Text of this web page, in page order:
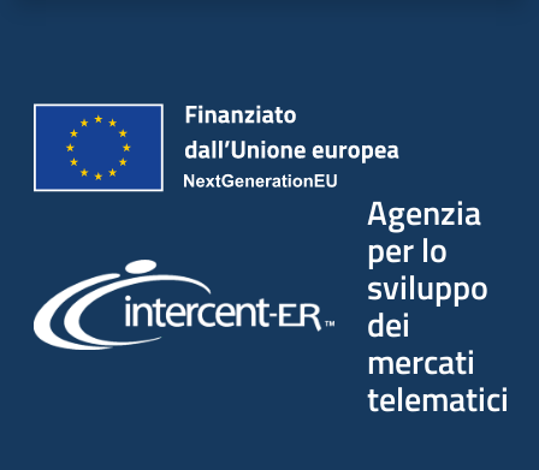
Agenzia
per lo
sviluppo
dei
mercati
telematici